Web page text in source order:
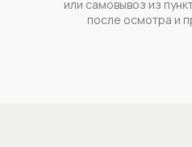
или самовывоз из
после осмотра и